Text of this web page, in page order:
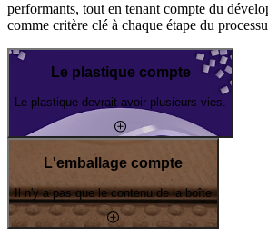
performants, tout en tenant compte du
comme critère clé à chaque étape du
Le plastique compte
Le plastique devrait avoir plusieurs vies.
L'emballage compte
Il n'y a pas que le contenu de la boîte